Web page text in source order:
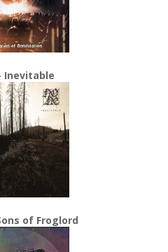
Inevitable
of Froglord